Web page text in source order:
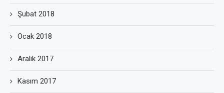
Şubat 2018
Ocak 2018
Aralık 2017
Kasım 2017